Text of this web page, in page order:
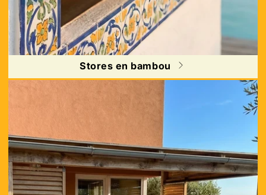
Stores en bambou